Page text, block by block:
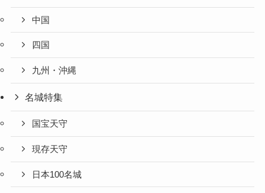
中国
四国
九州・沖縄
名城特集
国宝天守
現存天守
日本100名城